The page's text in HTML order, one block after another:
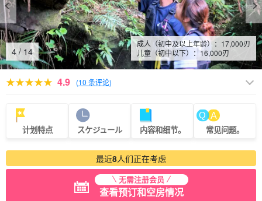
4 / 14
成人（初中及以上年龄）： 17,000刃
儿童（初中以下）：16,000刃
4.9 (10 条评论)
计划特点 スケジュール 内容和细节。 常见问题。
最近8人们正在考虑
无需注册会员
查看预订和空房情况